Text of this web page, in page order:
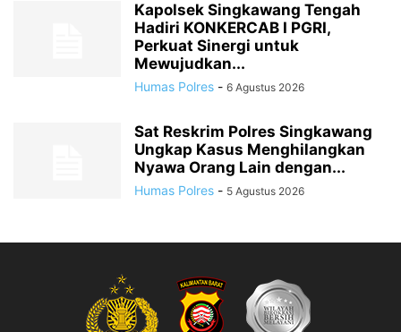
Kapolsek Singkawang Tengah
Hadiri KONKERCAB I PGRI,
Perkuat Sinergi untuk
Mewujudkan...
Humas Polres - 6 Agustus 2026
Sat Reskrim Polres Singkawang
Ungkap Kasus Menghilangkan
Nyawa Orang Lain dengan...
Humas Polres - 5 Agustus 2026